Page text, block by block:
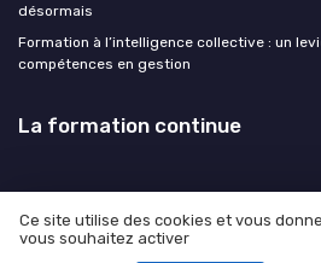
désormais
Formation à l’intelligence collective : un
compétences en gestion
La formation continue
Mentions légales
Ce site utilise des cookies et vous
vous souhaitez activer